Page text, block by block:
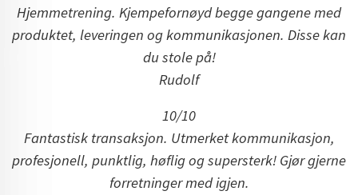
Hjemmetrening. Kjempefornøyd begge gangene med
produktet, leveringen og kommunikasjonen. Disse kan
du stole på!
Rudolf
10/10
Fantastisk transaksjon. Utmerket kommunikasjon,
profesjonell, punktlig, høflig og supersterk! Gjør gjerne
forretninger med igjen.